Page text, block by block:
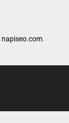
napiseo.com.